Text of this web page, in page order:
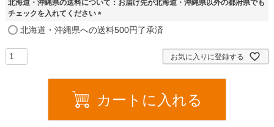
)
北海道・沖縄県の送料について：お届け先が北海道・沖縄県以外の都府県でも
チェックを入れてください
(
北海道・沖縄県への送料500円了承済
お気に入りに登録する
カートに入れる